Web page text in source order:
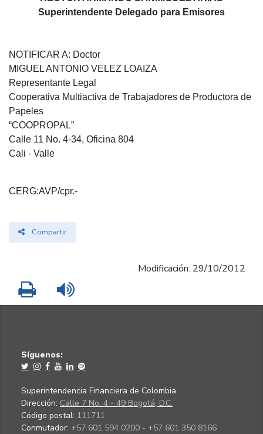
Superintendente Delegado para Emisores
NOTIFICAR A: Doctor
MIGUEL ANTONIO VELEZ LOAIZA
Representante Legal
Cooperativa Multiactiva de Trabajadores de Productora de
Papeles
“COOPROPAL”
Calle 11 No. 4-34, Oficina 804
Cali - Valle
CERG:AVP/cpr.-
Compartir
Modificación: 29/10/2012
Imprimir
Síguenos:
Superintendencia Financiera de Colombia
Dirección: Calle 7 No. 4 - 49 Bogotá, D.C.
Código postal: 111711
Conmutador: +57 601 594 0200 - +57 601 350 8166